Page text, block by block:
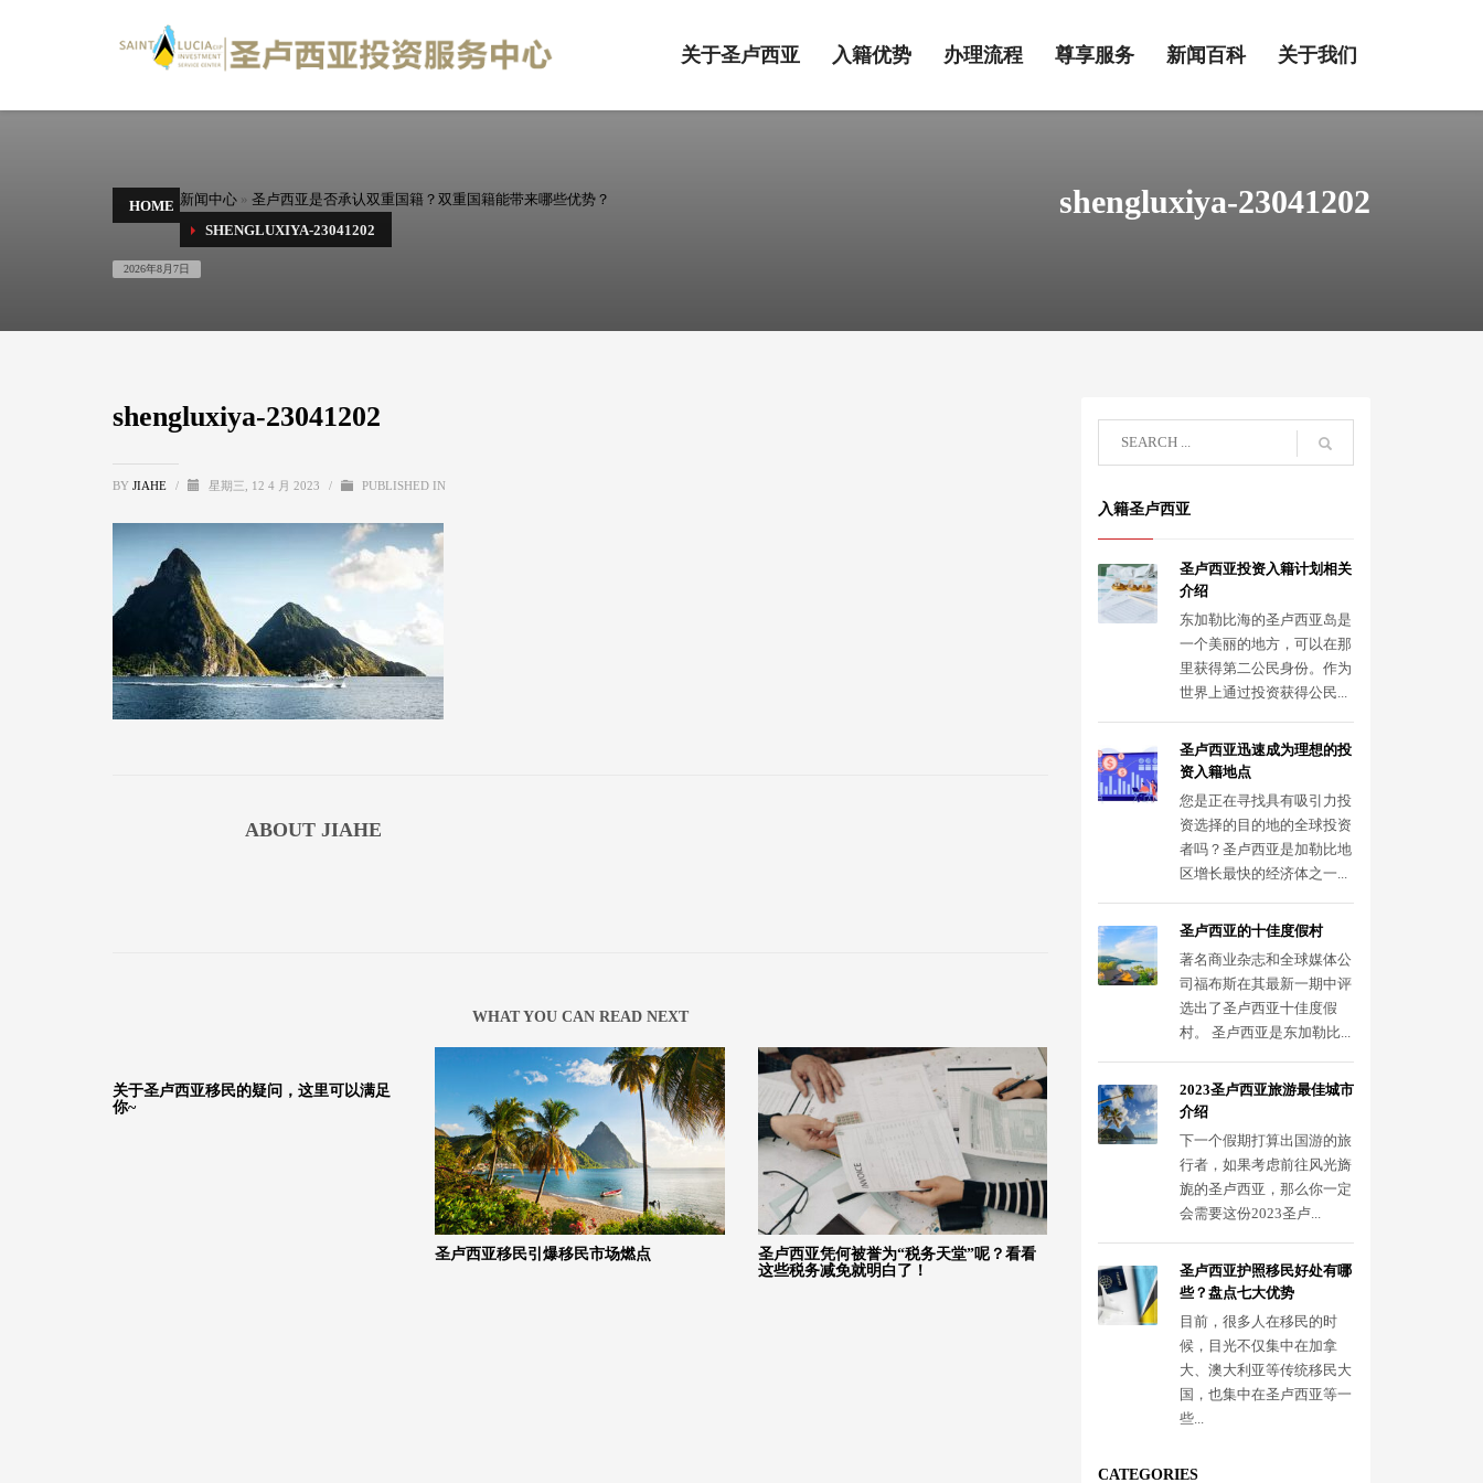
关于圣卢西亚 入籍优势 办理流程 尊享服务 新闻百科 关于我们
HOME 新闻中心 » 圣卢西亚是否承认双重国籍？双重国籍能带来哪些优势？
SHENGLUXIYA-23041202
2026年8月7日
shengluxiya-23041202
shengluxiya-23041202
BY JIAHE / 星期三, 12 4 月 2023 / PUBLISHED IN
ABOUT JIAHE
WHAT YOU CAN READ NEXT
关于圣卢西亚移民的疑问，这里可以满足
你~
圣卢西亚移民引爆移民市场燃点
圣卢西亚凭何被誉为“税务天堂”呢？看看
这些税务减免就明白了！
入籍圣卢西亚
圣卢西亚投资入籍计划相关
介绍
东加勒比海的圣卢西亚岛是
一个美丽的地方，可以在那
里获得第二公民身份。作为
世界上通过投资获得公民...
圣卢西亚迅速成为理想的投
资入籍地点
您是正在寻找具有吸引力投
资选择的目的地的全球投资
者吗？圣卢西亚是加勒比地
区增长最快的经济体之一...
圣卢西亚的十佳度假村
著名商业杂志和全球媒体公
司福布斯在其最新一期中评
选出了圣卢西亚十佳度假
村。 圣卢西亚是东加勒比...
2023圣卢西亚旅游最佳城市
介绍
下一个假期打算出国游的旅
行者，如果考虑前往风光旖
旎的圣卢西亚，那么你一定
会需要这份2023圣卢...
圣卢西亚护照移民好处有哪
些？盘点七大优势
目前，很多人在移民的时
候，目光不仅集中在加拿
大、澳大利亚等传统移民大
国，也集中在圣卢西亚等一
些...
CATEGORIES